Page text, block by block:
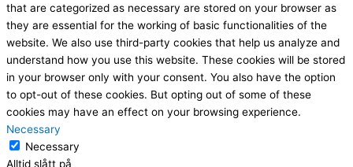
that are categorized as necessary are stored on your browser as
they are essential for the working of basic functionalities of the
website. We also use third-party cookies that help us analyze and
understand how you use this website. These cookies will be stored
in your browser only with your consent. You also have the option
to opt-out of these cookies. But opting out of some of these
cookies may have an effect on your browsing experience.
Necessary
Necessary
Alltid slått på